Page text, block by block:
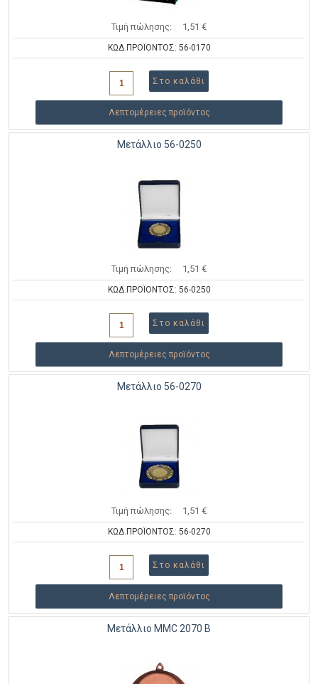
Τιμή πώλησης: 1,51 €
ΚΩΔ.ΠΡΟΪΟΝΤΟΣ: 56-0170
Λεπτομέρειες προϊόντος
Μετάλλιο 56-0250
Τιμή πώλησης: 1,51 €
ΚΩΔ.ΠΡΟΪΟΝΤΟΣ: 56-0250
Λεπτομέρειες προϊόντος
Μετάλλιο 56-0270
Τιμή πώλησης: 1,51 €
ΚΩΔ.ΠΡΟΪΟΝΤΟΣ: 56-0270
Λεπτομέρειες προϊόντος
Μετάλλιο MMC 2070 B